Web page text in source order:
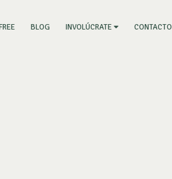
BLOG INVOLÚCRATE CONTACTO